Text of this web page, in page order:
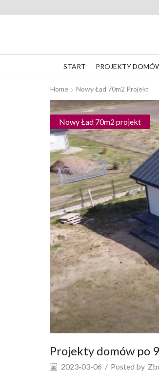
START PROJEKTY
Home Nowy Ład 70m2 Projekt
Nowy Ład 70m2 projekt
Projekty domów po
2023-03-06 / Posted by